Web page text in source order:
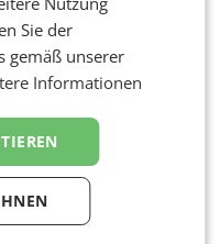
achten die
Qualität. Nun wird
häufiger, laut
15. Bierkulturbericht
bewusst
Jahren waren es nur
den 30- 39-Jährigen
34 Prozent, bei
Sie der
gemäß unserer
Informationen